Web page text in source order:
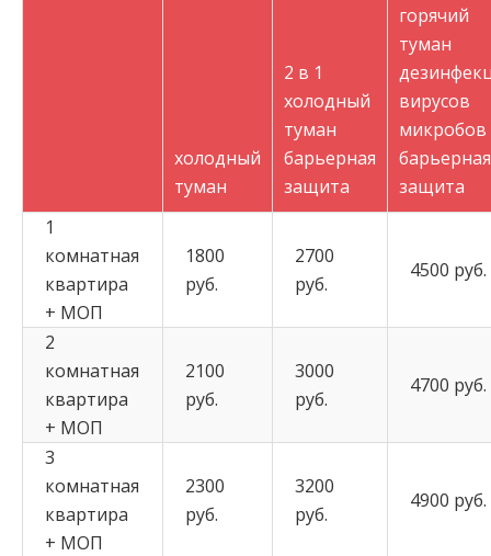
холодный
туман
2 в 1
холодный
туман
барьерная
защита
горячий
туман
микробов
барьерная
защита
1
комнатная
квартира
+ МОП
1800
руб.
2700
руб.
4500 руб.
2
комнатная
квартира
+ МОП
2100
руб.
3000
руб.
4700 руб.
3
комнатная
квартира
+ МОП
2300
руб.
3200
руб.
4900 руб.